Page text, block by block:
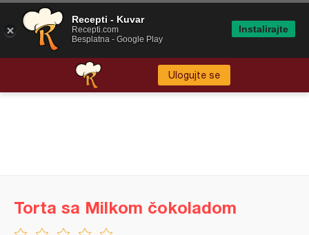
Ulogujte se
Torta sa Milkom čokoladom
Recepti - Kuvar
Recepti.com
Besplatna - Google Play
Instalirajte